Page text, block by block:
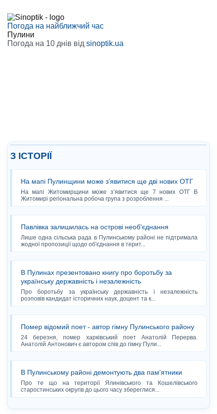
Погода на найближчий час
Пулини
Погода на 10 днів від sinoptik.ua
З ІСТОРІЇ
На мапі Пулинщини може з’явитися ще дві нових ОТГ
На мапі Житомирщини може з’явитися ще 7 нових ОТГ В
Житомирі регіональна робоча група з розроблення ...
Павлівка залишилась на острові необ'єднання
Лише одна сільська рада в Пулинському районі не підтримала
жодної пропозиції щодо об'єднання в терит...
В Пулинах презентовано книгу про боротьбу за
українську державність і незалежність
Про боротьбу за українську державність і незалежність
розповів кандидат історичних наук, доцент та к...
Помер відомий поет - автор гімну Пулинського району
24 березня, помер харківський поет Анатолій Перерва.
Анатолій Антонович є автором слів до гімну Пули...
В Пулинському районі демонтують два пам'ятники
Про те що на території Ялинівського та Кошелівського
старостинських округів до цього часу збереглися...